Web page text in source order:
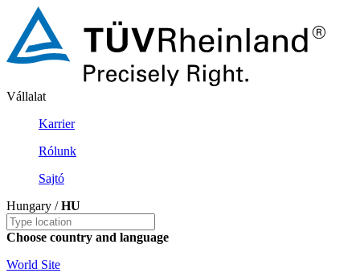
Vállalat
Karrier
Rólunk
Sajtó
Hungary /HU
Choose country and language
World Site